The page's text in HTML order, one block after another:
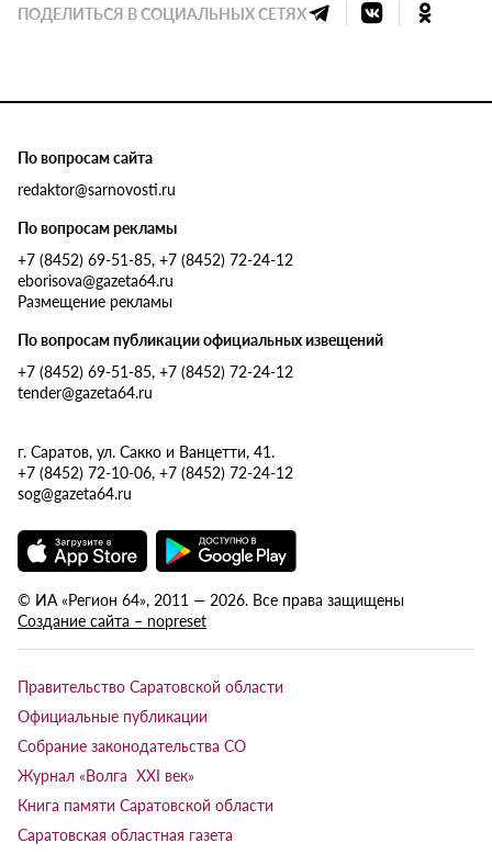
ПОДЕЛИТЬСЯ В СОЦИАЛЬНЫХ СЕТЯХ
По вопросам сайта
redaktor@sarnovosti.ru
По вопросам рекламы
+7 (8452) 69-51-85, +7 (8452) 72-24-12
eborisova@gazeta64.ru
Размещение рекламы
По вопросам публикации официальных извещений
+7 (8452) 69-51-85, +7 (8452) 72-24-12
tender@gazeta64.ru
г. Саратов, ул. Сакко и Ванцетти, 41.
+7 (8452) 72-10-06, +7 (8452) 72-24-12
sog@gazeta64.ru
© ИА «Регион 64», 2011 — 2026. Все права защищены
Создание сайта – nopreset
Правительство Саратовской области
Официальные публикации
Собрание законодательства СО
Журнал «Волга XXI век»
Книга памяти Саратовской области
Саратовская областная газета